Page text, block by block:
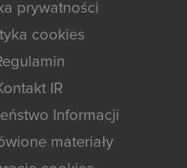
prywatności
cookies
IR
Informacji
materiały